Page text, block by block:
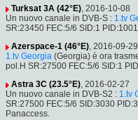
Turksat 3A (42°E), 2016-10-08
Un nuovo canale in DVB-S : 1.tv
SR:23450 FEC:5/6 SID:1
Azerspace-1 (46°E), 2016-09-29
1.tv Georgia (Georgia) è ora
pol.H SR:27500 FEC:5/6 SID:1
Astra 3C (23.5°E), 2016-02-27
Un nuovo canale in DVB-S2 : 1.tv
SR:27500 FEC:5/6 SID:3030
Panaccess.